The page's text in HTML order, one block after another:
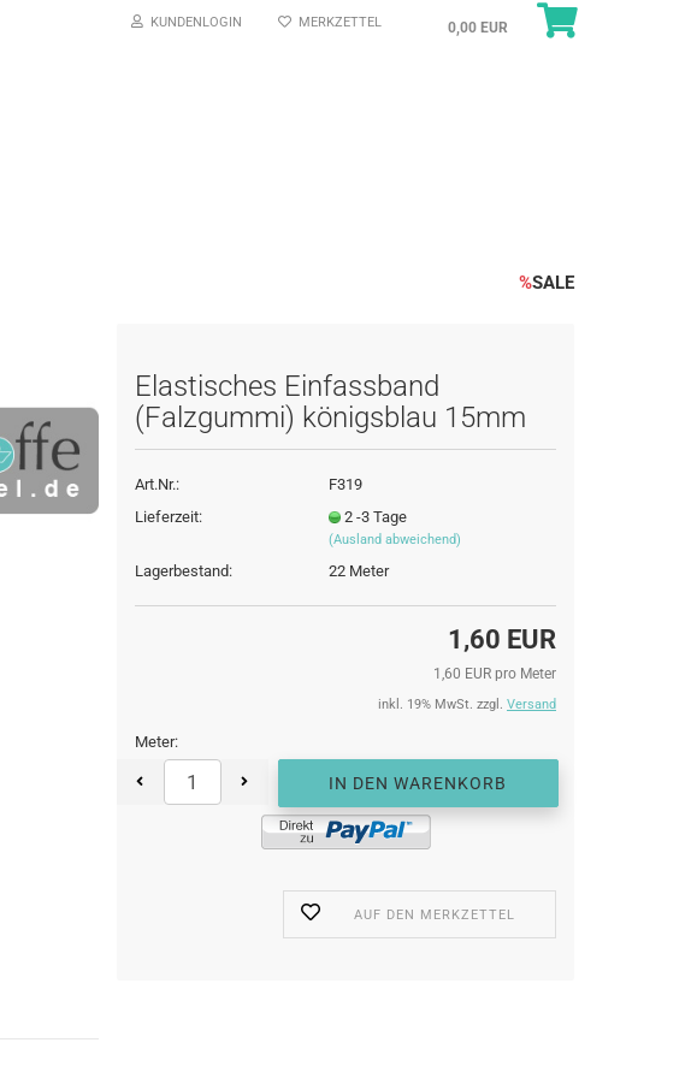
KUNDENLOGIN MERKZETTEL 0,00 EUR
%SALE
Elastisches Einfassband
(Falzgummi) königsblau 15mm
Art.Nr.:
F319
Lieferzeit:
2 -3 Tage
(Ausland abweichend)
Lagerbestand: 22 Meter
1,60 EUR
1,60 EUR pro Meter
inkl. 19% MwSt. zzgl. Versand
Meter:
Meter
AUF DEN MERKZETTEL